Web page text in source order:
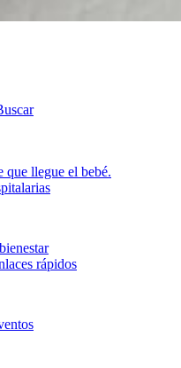
que llegue el bebé.
rápidos